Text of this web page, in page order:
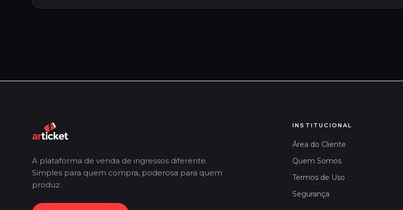
A plataforma de venda de ingressos diferente.
Simples para quem compra, poderosa para quem
produz.
INSTITUCIONAL
Área do Cliente
Quem Somos
Termos de Uso
Segurança